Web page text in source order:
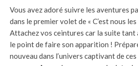
Vous avez adoré suivre les aventures
dans le premier volet de « C’est nous
Attachez vos ceintures car la suite tant
le point de faire son apparition !
nouveau dans l’univers captivant de